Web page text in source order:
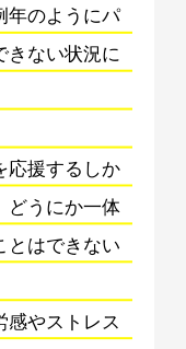
年のようにパ
きない状況に
応援するしか
うにか一体
とはできない
感やストレス